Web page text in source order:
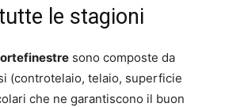
le stagioni
sono composte da
(controtelaio, telaio, superficie
che ne garantiscono il buon